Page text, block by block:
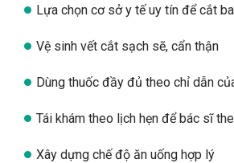
Lựa chọn cơ sở y tế uy tín để cắt
Vệ sinh vết cắt sạch sẽ, cẩn thận
Dùng thuốc đầy đủ theo chỉ dẫn
Tái khám theo lịch hẹn để bác sĩ
Xây dựng chế độ ăn uống hợp lý